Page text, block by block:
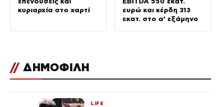
κυριαρχία στο χαρτί
ευρώ και κέρδη 313
εκατ. στο α’ εξάμηνο
// ΔΗΜΟΦΙΛΗ
LIFE